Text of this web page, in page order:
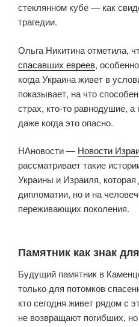
стеклянном кубе — как
трагедии.
Ольга Никитина отметила,
спасавших евреев,
когда Украина живет в
показывает, на что
страх, кто-то равнодушие,
даже когда это опасно.
НАновости — Новости
рассматривает такие
Украины и Израиля,
дипломатии, но и на
переживающих поколения.
Памятник как знак
Будущий памятник в
только для потомков
кто сегодня живет рядом с
не возвращают погибших,